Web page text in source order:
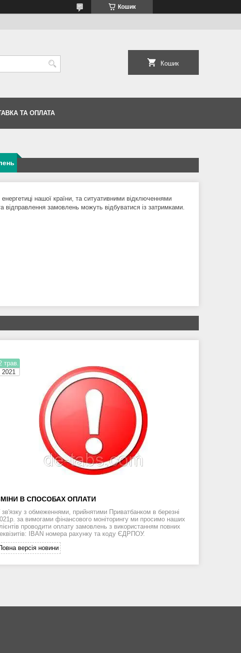
Кошик
Кошик
ТА ОПЛАТА
нашої країни, та ситуативними відключеннями
відправлення замовлень можуть відбуватися із затримками.
трав.
2021
В СПОСОБАХ ОПЛАТИ
зв'язку з обмеженнями, прийнятими Приватбанком в березні
за вимогами фінансового моніторингу ми просимо наших
проводити оплату замовлень з використанням повних
IBAN номера рахунку та коду ЄДРПОУ.
версія новини